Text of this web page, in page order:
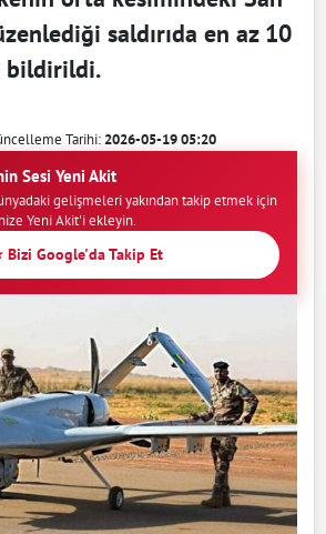
saldırıda en az 10
bildirildi.
Tarihi:2026-05-19 05:20
Sesi Yeni Akit
gelişmeleri yakından takip etmek için
Yeni Akit'i ekleyin.
Bizi Google'da Takip Et